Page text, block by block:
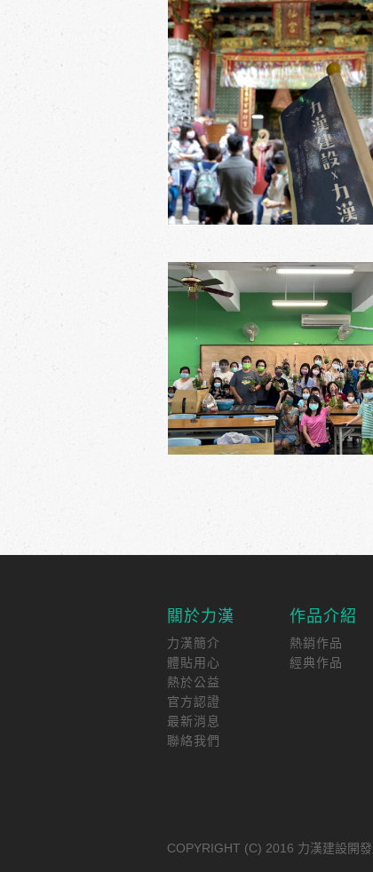
關於力漢
力漢簡介
體貼用心
熱於公益
官方認證
最新消息
聯絡我們
作品介紹
熱銷作品
經典作品
COPYRIGHT (C) 2016 力漢建設開